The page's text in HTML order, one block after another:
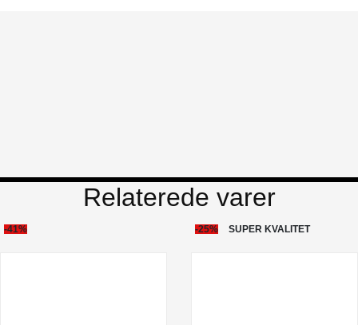
Relaterede varer
-41% -25% SUPER KVALITET